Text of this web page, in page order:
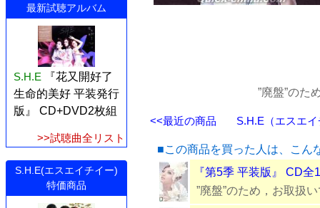
最新試聴アルバム
S.H.E
『花又開好了
生命的美好 平装発行
版』 CD+DVD2枚組
>>試聴曲全リスト
S.H.E(エスエイチイー)
特価商品
”廃盤”のた
<<最近の商品 S.H.E（エスエ
■この商品を買った人は、こん
『第5季 平装版』 CD全
”廃盤”のため，お取扱